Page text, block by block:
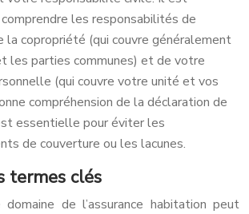
les responsabilités de
la copropriété (qui couvre généralement
les parties communes) et de votre
(qui couvre votre unité et vos
compréhension de la déclaration de
essentielle pour éviter les
de couverture ou les lacunes.
termes clés
de l’assurance habitation peut